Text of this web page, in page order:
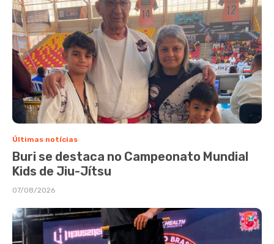
Últimas notícias
Buri se destaca no Campeonato Mundial
Kids de Jiu-Jítsu
07/08/2026